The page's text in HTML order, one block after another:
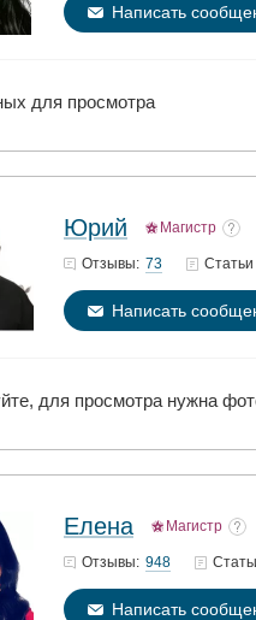
Написать
для просмотра
Юрий Магистр
Отзывы: 73 Статьи
Написать
для просмотра нужна
Елена Магистр
Отзывы: 948
Написать